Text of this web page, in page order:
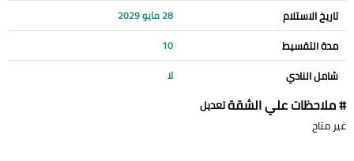
تاريخ الاستلام 28 مايو 2029
مدة التقسيط 10
شامل النادي لا
# ملاحظات علي الشقةتعديل
غير متاح